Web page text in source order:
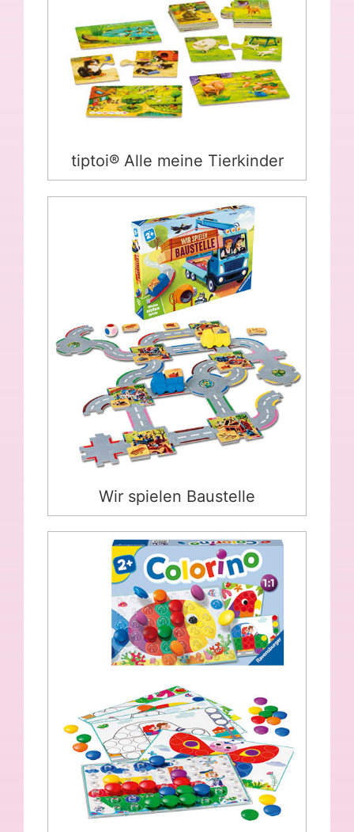
tiptoi® Alle meine Tierkinder
Wir spielen Baustelle
Wir spielen Baustelle
Colorino